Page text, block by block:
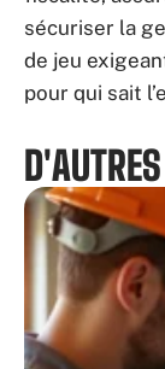
sécuriser la
de jeu
pour qui sait